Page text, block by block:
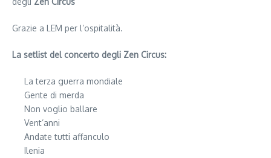
Grazie a LEM per l’ospitalità.
La setlist del concerto degli Zen Circus:
La terza guerra mondiale
Gente di merda
Non voglio ballare
Vent’anni
Andate tutti affanculo
Ilenia